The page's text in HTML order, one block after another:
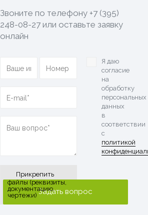
Звоните по телефону+7 (395)
248-08-27 или оставьте заявку
онлайн
Прикрепить
файлы (реквизиты,
документацию,
чертежи)
Я даю
согласие
на
обработку
персональных
данных
в
соответствии
с
политикой